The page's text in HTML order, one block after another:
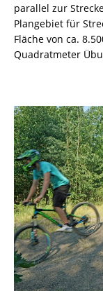
parallel zur
Plangebiet für
Fläche von ca.
Quadratmeter